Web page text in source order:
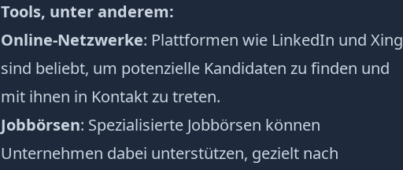
Tools, unter anderem:
Online-Netzwerke: Plattformen wie LinkedIn und Xing
sind beliebt, um potenzielle Kandidaten zu finden und
mit ihnen in Kontakt zu treten.
Jobbörsen: Spezialisierte Jobbörsen können
Unternehmen dabei unterstützen, gezielt nach